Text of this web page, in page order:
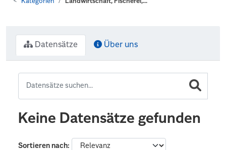
Datensätze Über uns
Keine Datensätze gefunden
Sortieren nach